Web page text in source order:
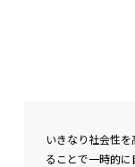
いきなり社会性
ることで一時的